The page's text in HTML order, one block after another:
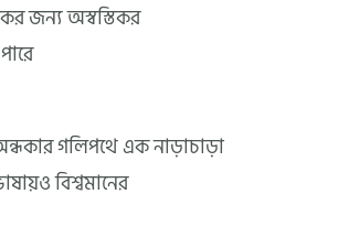
জন্য অস্বস্তিকর
গলিপথে এক নাড়াচাড়া
বিশ্বমানের